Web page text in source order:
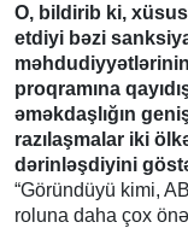
O, bildirib ki,
etdiyi bəzi
proqramına
əməkdaşlığın
razılaşmalar iki
dərinləşdiyini
“Göründüyü kimi,
roluna daha çox